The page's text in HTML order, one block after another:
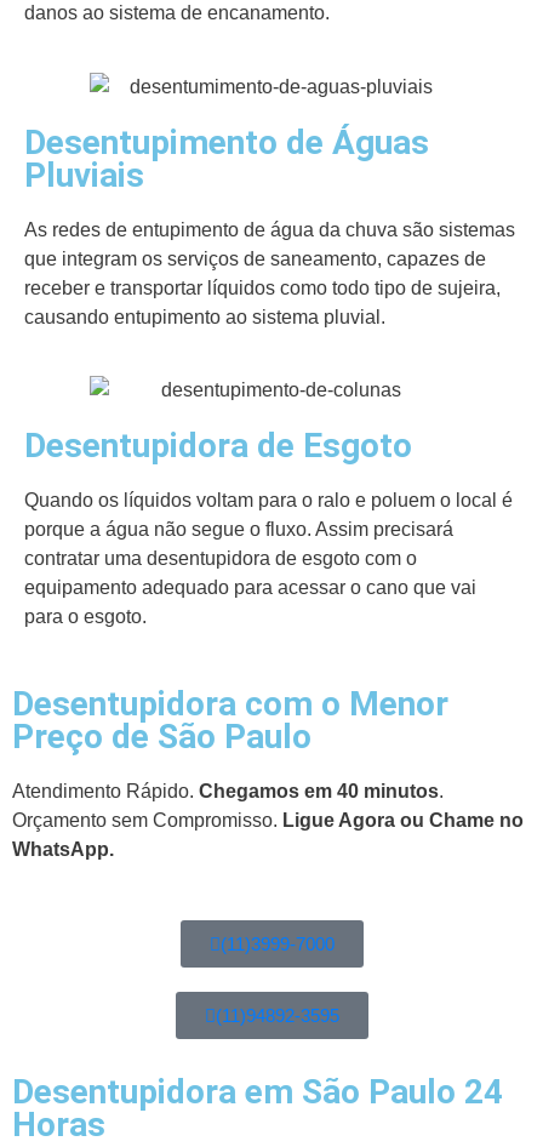
danos ao sistema de encanamento.
Desentupimento de Águas
Pluviais
As redes de entupimento de água da chuva são sistemas
que integram os serviços de saneamento, capazes de
receber e transportar líquidos como todo tipo de sujeira,
causando entupimento ao sistema pluvial.
Desentupidora de Esgoto
Quando os líquidos voltam para o ralo e poluem o local é
porque a água não segue o fluxo. Assim precisará
contratar uma desentupidora de esgoto com o
equipamento adequado para acessar o cano que vai
para o esgoto.
Desentupidora com o Menor
Preço de São Paulo
Atendimento Rápido. Chegamos em 40 minutos.
Orçamento sem Compromisso. Ligue Agora ou Chame no
WhatsApp.
(11)3999-7000
(11)94892-3595
Desentupidora em São Paulo 24
Horas